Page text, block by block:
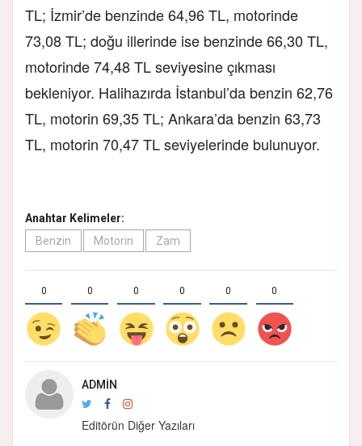
TL; İzmir’de benzinde 64,96 TL, motorinde
73,08 TL; doğu illerinde ise benzinde 66,30 TL,
motorinde 74,48 TL seviyesine çıkması
bekleniyor. Halihazırda İstanbul’da benzin 62,76
TL, motorin 69,35 TL; Ankara’da benzin 63,73
TL, motorin 70,47 TL seviyelerinde bulunuyor.
Anahtar Kelimeler:
Benzin
Motorin Zam
0 0 0 0 0 0
ADMIN
Editörün Diğer Yazıları